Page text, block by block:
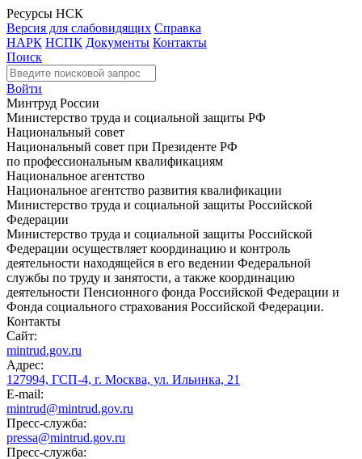
Ресурсы НСК
Версия для слабовидящих Справка
НАРК НСПК Документы Контакты
Поиск
Войти
Минтруд России
Министерство труда и социальной защиты РФ
Национальный совет
Национальный совет при Президенте РФ
по профессиональным квалификациям
Национальное агентство
Национальное агентство развития квалификации
Министерство труда и социальной защиты Российской
Федерации
Министерство труда и социальной защиты Российской
Федерации осуществляет координацию и контроль
деятельности находящейся в его ведении Федеральной
службы по труду и занятости, а также координацию
деятельности Пенсионного фонда Российской Федерации и
Фонда социального страхования Российской Федерации.
Контакты
Сайт:
mintrud.gov.ru
Адрес:
127994, ГСП-4, г. Москва, ул. Ильинка, 21
E-mail:
mintrud@mintrud.gov.ru
Пресс-служба:
pressa@mintrud.gov.ru
Пресс-служба: